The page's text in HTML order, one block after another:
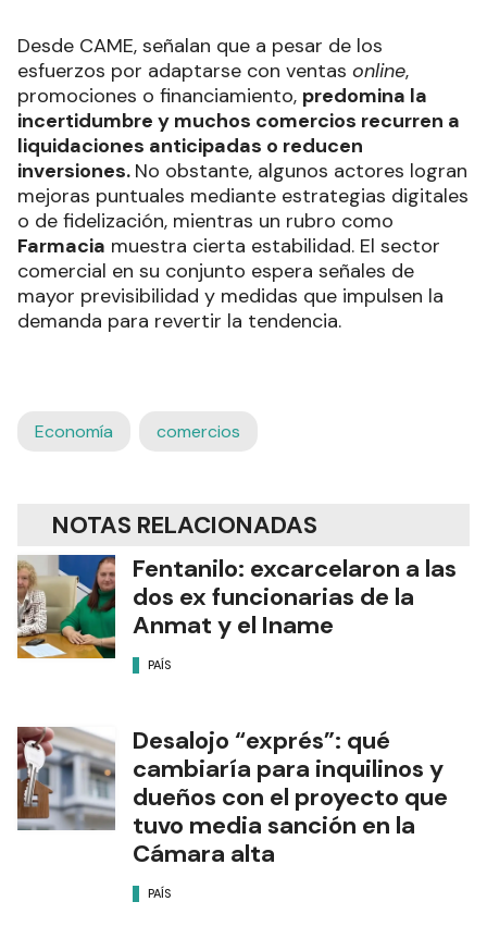
Desde CAME, señalan que a pesar de los
esfuerzos por adaptarse con ventas online,
promociones o financiamiento, predomina la
incertidumbre y muchos comercios recurren a
liquidaciones anticipadas o reducen
inversiones. No obstante, algunos actores logran
mejoras puntuales mediante estrategias digitales
o de fidelización, mientras un rubro como
Farmacia muestra cierta estabilidad. El sector
comercial en su conjunto espera señales de
mayor previsibilidad y medidas que impulsen la
demanda para revertir la tendencia.
Economía comercios
NOTAS RELACIONADAS
Fentanilo: excarcelaron a las
dos ex funcionarias de la
Anmat y el Iname
PAÍS
Desalojo “exprés”: qué
cambiaría para inquilinos y
dueños con el proyecto que
tuvo media sanción en la
Cámara alta
PAÍS